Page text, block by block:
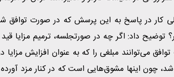
کار در پاسخ به این پرسش که در صورت توافق
توضیح داد: اگر چه در صورتجلسه، ترمیم مزایا
می‌توانند مبلغی را که به عنوان افزایش مزایا
چون اینها مشوق‌هایی است که در کنار مزد